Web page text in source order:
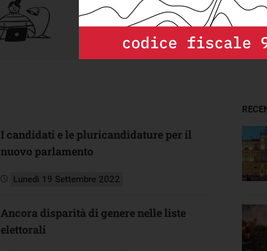
Partner tecnologico di Openpolis
Scopri di più e invia la tua
I candidati e le pluricandidature per il
nuovo parlamento
Lunedì 19 Settembre 2022
Ancora disparità di genere nelle liste
elettorali